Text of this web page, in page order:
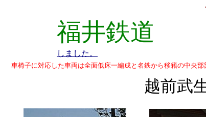
福井鉄道
しました。
車椅子に対応した車両は全面低床一編成と名鉄から移籍の中央
越前武